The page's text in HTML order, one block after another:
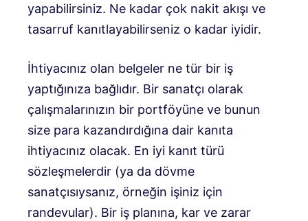
yapabilirsiniz. Ne kadar çok nakit akışı ve
tasarruf kanıtlayabilirseniz o kadar iyidir.
İhtiyacınız olan belgeler ne tür bir iş
yaptığınıza bağlıdır. Bir sanatçı olarak
çalışmalarınızın bir portföyüne ve bunun
size para kazandırdığına dair kanıta
ihtiyacınız olacak. En iyi kanıt türü
sözleşmelerdir (ya da dövme
sanatçısıysanız, örneğin işiniz için
randevular). Bir iş planına, kar ve zarar